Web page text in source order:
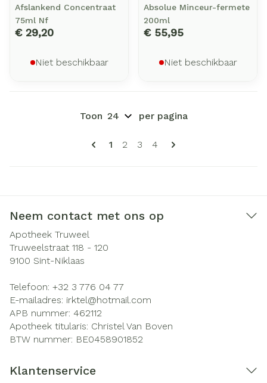
Afslankend Concentraat
75ml Nf
€ 29,20
Niet beschikbaar
Absolue Minceur-fermete
200ml
€ 55,95
Niet beschikbaar
Pagina's
U lees momenteel pagina
1 Pagina
2 Pagina
3 Pagina
4
Toon per pagina
Neem contact met ons op
Apotheek Truweel
Truweelstraat 118 - 120
9100 Sint-Niklaas
Telefoon: +32 3 776 04 77
E-mailadres: irktel@hotmail.com
APB nummer: 462112
Apotheek titularis: Christel Van Boven
BTW nummer: BE0458901852
Klantenservice